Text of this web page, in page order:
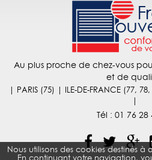
Au plus proche de chez-vous
et de
| PARIS (75) | ILE-DE-FRANCE (77,
|
Tél : 01 76 28
Nous utilisons des cookies destinés à
En continuant votre navigation,